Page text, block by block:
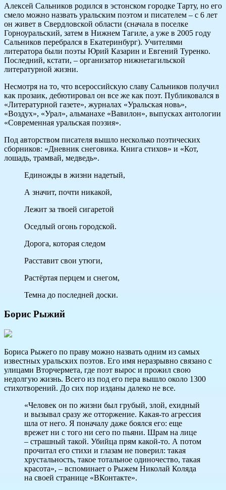
Алексей Сальников родился в эстонском городке Тарту, но его
смело можно назвать уральским поэтом и писателем – с 6 лет
он живет в Свердловской области (сначала в поселке
Горноуральский, затем в Нижнем Тагиле, а уже в 2005 году
Сальников перебрался в Екатеринбург). Учителями
литератора были поэты Юрий Казарин и Евгений Туренко.
Последний, кстати, – организатор нижнетагильской
литературной жизни.
Несмотря на то, что всероссийскую славу Сальников получил
как прозаик, дебютировал он все же как поэт. Публиковался в
«Литературной газете», журналах «Уральская новь»,
«Воздух», «Урал», альманахе «Вавилон», выпусках антологии
«Современная уральская поэзия».
Под авторством писателя вышло несколько поэтических
сборников: «Дневник снеговика. Книга стихов» и «Кот,
лошадь, трамвай, медведь».
Единожды в жизни надетый,
А значит, почти никакой,
Лежит за твоей сигаретой
Оседлый огонь городской.
Дорога, которая следом
Расставит свои утюги,
Растёртая перцем и снегом,
Темна до последней доски.
Борис Рыжий
Бориса Рыжего по праву можно назвать одним из самых
известных уральских поэтов. Его имя неразрывно связано с
улицами Вторчермета, где поэт вырос и прожил свою
недолгую жизнь. Всего из под его пера вышло около 1300
стихотворений. До сих пор изданы далеко не все.
«Человек он по жизни был грубый, злой, ехидный
и вызывал сразу же отторжение. Какая-то агрессия
шла от него. Я поначалу даже боялся его: еще
врежет ни с того ни сего по пьяни. Шрам на лице
– страшный такой. Убийца прям какой-то. А потом
прочитал его стихи и глазам не поверил: такая
хрустальность, такое тотальное одиночество, такая
красота», – вспоминает о Рыжем Николай Коляда
на своей странице «ВКонтакте».